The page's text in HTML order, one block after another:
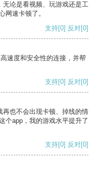
无论是看视频、玩游戏还是工
网速卡顿了。
支持[0] 反对[0]
速度和安全性的连接，并帮
支持[0] 反对[0]
再也不会出现卡顿、掉线的情
个app，我的游戏水平提升了
支持[0] 反对[0]